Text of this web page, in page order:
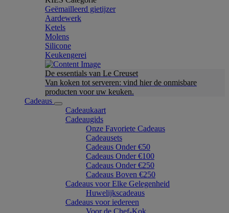
Geëmailleerd gietijzer
Aardewerk
Ketels
Molens
Silicone
Keukengerei
De essentials van Le Creuset
Van koken tot serveren: vind hier de onmisbare
producten voor uw keuken.
Cadeaus
Cadeaukaart
Cadeaugids
Onze Favoriete Cadeaus
Cadeausets
Cadeaus Onder €50
Cadeaus Onder €100
Cadeaus Onder €250
Cadeaus Boven €250
Cadeaus voor Elke Gelegenheid
Huwelijkscadeaus
Cadeaus voor iedereen
Voor de Chef-Kok